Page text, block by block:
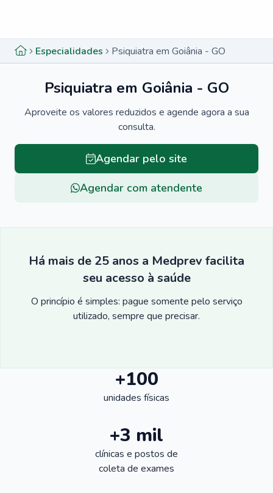
Especialidades Psiquiatra em Goiânia - GO
Psiquiatra em Goiânia - GO
Aproveite os valores reduzidos e agende agora a sua
consulta.
Agendar pelo site
Agendar com atendente
Há mais de 25 anos a Medprev facilita
seu acesso à saúde
O princípio é simples: pague somente pelo serviço
utilizado, sempre que precisar.
+100
unidades físicas
+3 mil
clínicas e postos de
coleta de exames